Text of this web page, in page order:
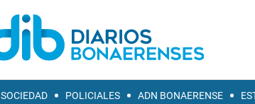
SOCIEDAD POLICIALES ADN BONAERENSE